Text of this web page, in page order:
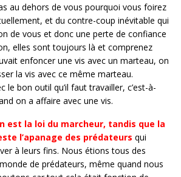
au dehors de vous pourquoi vous foirez
et du contre-coup inévitable qui
de vous et donc une perte de confiance
elles sont toujours là et comprenez
enfoncer une vis avec un marteau, on
la vis avec ce même marteau.
le bon outil qu’il faut travailler, c’est-à-
on a affaire avec une vis.
est la loi du marcheur, tandis que la
l’apanage des prédateurs qui
à leurs fins. Nous étions tous des
de prédateurs, même quand nous